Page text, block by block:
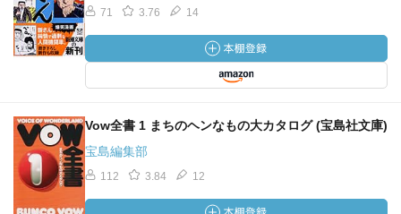
71 3.76 14
Vow全書 1 まちのヘンなもの大カタログ (宝島社文庫)
宝島編集部
112 3.84 12